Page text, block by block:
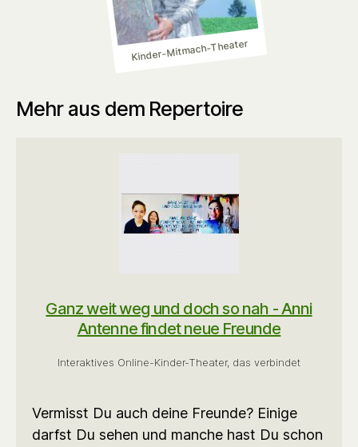
Kinder-Mitmach-Theater
Mehr aus dem Repertoire
Ganz weit weg und doch so nah - Anni
Antenne findet neue Freunde
Interaktives Online-Kinder-Theater, das verbindet
Vermisst Du auch deine Freunde? Einige
darfst Du sehen und manche hast Du schon